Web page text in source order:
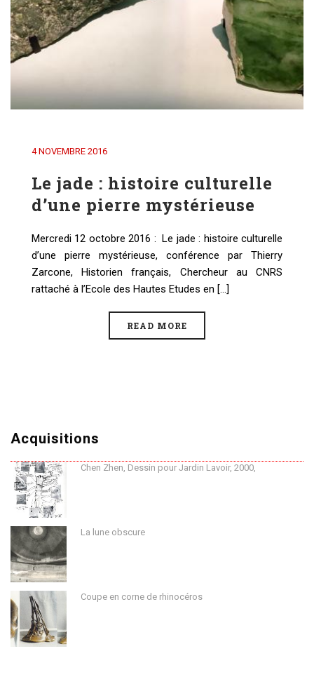
4 NOVEMBRE 2016
Le jade : histoire culturelle
d’une pierre mystérieuse
Mercredi 12 octobre 2016 : Le jade : histoire culturelle
d’une pierre mystérieuse, conférence par Thierry
Zarcone, Historien français, Chercheur au CNRS
rattaché à l’Ecole des Hautes Etudes en [...]
READ MORE
Acquisitions
Chen Zhen, Dessin pour Jardin Lavoir, 2000,
La lune obscure
Coupe en corne de rhinocéros